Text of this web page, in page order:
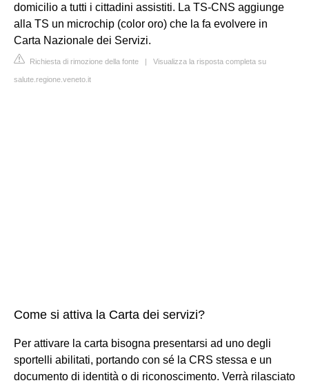
domicilio a tutti i cittadini assistiti. La TS-CNS aggiunge
alla TS un microchip (color oro) che la fa evolvere in
Carta Nazionale dei Servizi.
Richiesta di rimozione della fonte | Visualizza la risposta completa su
salute.regione.veneto.it
Come si attiva la Carta dei servizi?
Per attivare la carta bisogna presentarsi ad uno degli
sportelli abilitati, portando con sé la CRS stessa e un
documento di identità o di riconoscimento. Verrà rilasciato